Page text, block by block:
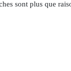
sont plus que